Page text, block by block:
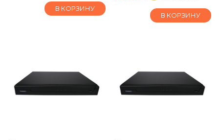
В КОРЗИНУ
В КОРЗИНУ